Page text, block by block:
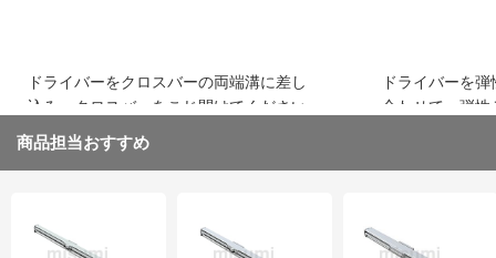
ドライバーをクロスバーの両端溝に差し
込み、クロスバーをこじ開けてください
ドライバーを
合わせて、弾
商品担当おすすめ